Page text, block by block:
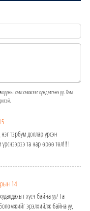
хэм хэмжээг хүндэтгэнэ үү. Хэм
тэрбум доллар үрсэн
та нар өрөө төл!!!!
14
хүсч байна уу? Та
эрэлхийлж байна уу,